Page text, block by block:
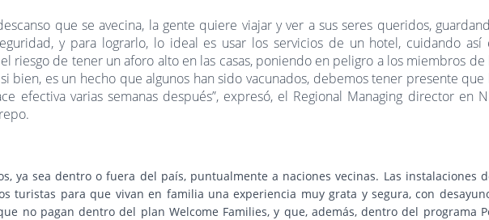
que se avecina, la gente quiere viajar y ver a sus seres queridos,
y para lograrlo, lo ideal es usar los servicios de un hotel, cuidando así
riesgo de tener un aforo alto en las casas, poniendo en peligro a los miembros de
bien, es un hecho que algunos han sido vacunados, debemos tener presente que
efectiva varias semanas después”, expresó, el Regional Managing director en
ya sea dentro o fuera del país, puntualmente a naciones vecinas. Las instalaciones
turistas para que vivan en familia una experiencia muy grata y segura, con
no pagan dentro del plan Welcome Families, y que, además, dentro del programa